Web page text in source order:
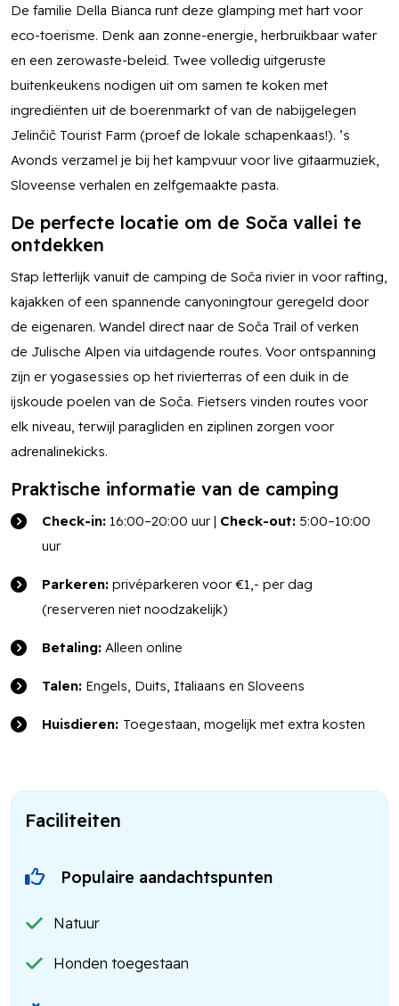
De familie Della Bianca runt deze glamping met hart voor
eco-toerisme. Denk aan zonne-energie, herbruikbaar water
en een zerowaste-beleid. Twee volledig uitgeruste
buitenkeukens nodigen uit om samen te koken met
ingrediënten uit de boerenmarkt of van de nabijgelegen
Jelinčič Tourist Farm (proef de lokale schapenkaas!). ’s
Avonds verzamel je bij het kampvuur voor live gitaarmuziek,
Sloveense verhalen en zelfgemaakte pasta.
De perfecte locatie om de Soča vallei te
ontdekken
Stap letterlijk vanuit de camping de Soča rivier in voor rafting,
kajakken of een spannende canyoningtour geregeld door
de eigenaren. Wandel direct naar de Soča Trail of verken
de Julische Alpen via uitdagende routes. Voor ontspanning
zijn er yogasessies op het rivierterras of een duik in de
ijskoude poelen van de Soča. Fietsers vinden routes voor
elk niveau, terwijl paragliden en ziplinen zorgen voor
adrenalinekicks.
Praktische informatie van de camping
Check-in: 16:00–20:00 uur | Check-out: 5:00–10:00
uur
Parkeren: privéparkeren voor €1,- per dag
(reserveren niet noodzakelijk)
Betaling: Alleen online
Talen: Engels, Duits, Italiaans en Sloveens
Huisdieren: Toegestaan, mogelijk met extra kosten
Faciliteiten
Populaire aandachtspunten
Natuur
Honden toegestaan